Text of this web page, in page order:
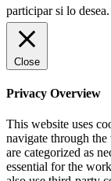
participar si lo desea.
Close
Privacy Overview
This website uses
navigate through
are categorized as
essential for the